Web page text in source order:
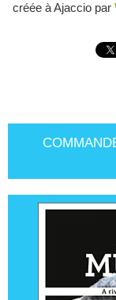
créée à Ajaccio par